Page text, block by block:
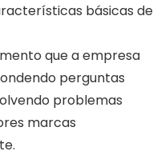
básicas de
que a empresa
perguntas
problemas
marcas